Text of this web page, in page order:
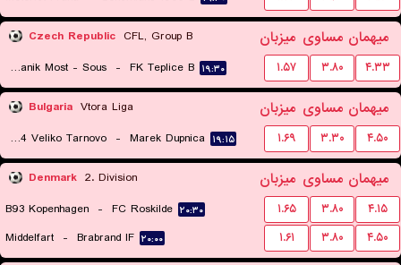
Czech Republic CFL, Group B میزبان مساوی میهمان
FK Banik Most - Sous - FK Teplice B ۱۹:۳۰ ۱.۵۷ ۳.۸۰ ۴.۳۳
Bulgaria Vtora Liga میزبان مساوی میهمان
Etar 1924 Veliko Tarnovo - Marek Dupnica ۱۹:۱۵ ۱.۶۹ ۳.۳۰ ۴.۵۰
Denmark 2. Division میزبان مساوی میهمان
B93 Kopenhagen - FC Roskilde ۲۰:۳۰ ۱.۶۵ ۳.۸۰
۴.۱۵
Middelfart - Brabrand IF ۲۰:۰۰ ۱.۶۱ ۳.۸۰ ۴.۵۰